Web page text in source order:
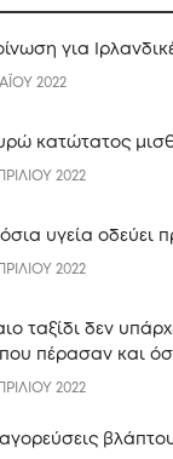
για
2022
κατώτατος
2022
υγεία οδεύει
2022
ταξίδι δεν
πέρασαν και
2022